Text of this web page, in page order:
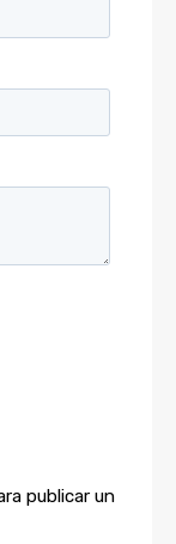
publicar un